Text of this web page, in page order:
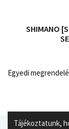
SHIMANO
Egyedi
Tájékoztatunk,